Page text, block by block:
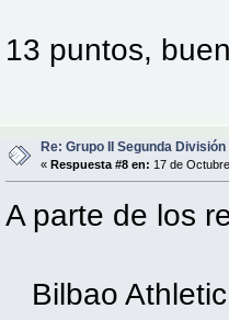
13 puntos,
Re: Grupo II Segunda
«Respuesta #8 en: 17 de
A parte de los
Bilbao